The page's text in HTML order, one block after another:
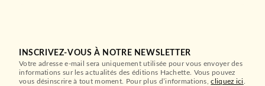
Mon petit doigt m'a dit
(Nouvelle traduction…
INSCRIVEZ-VOUS À NOTRE NEWSLETTER
Votre adresse e-mail sera uniquement utilisée pour vous envoyer des
informations sur les actualités des éditions Hachette. Vous pouvez
vous désinscrire à tout moment. Pour plus d’informations,cliquez ici